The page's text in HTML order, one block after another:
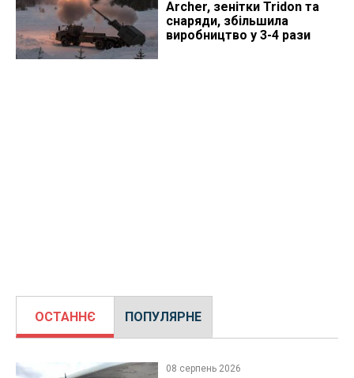
Archer, зенітки Tridon та
снаряди, збільшила
виробництво у 3-4 рази
ОСТАННЄ ПОПУЛЯРНЕ
08 серпень 2026